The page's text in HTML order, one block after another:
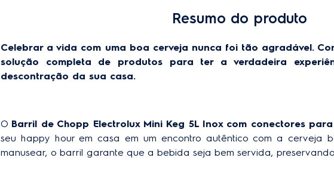
Resumo do produto
Celebrar a vida com uma boa cerveja nunca foi tão agradável.
solução completa de produtos para ter a verdadeira
descontração da sua casa.
O Barril de Chopp Electrolux Mini Keg 5L Inox com conectores
seu happy hour em casa em um encontro autêntico com a cerveja
manusear, o barril garante que a bebida seja bem servida,